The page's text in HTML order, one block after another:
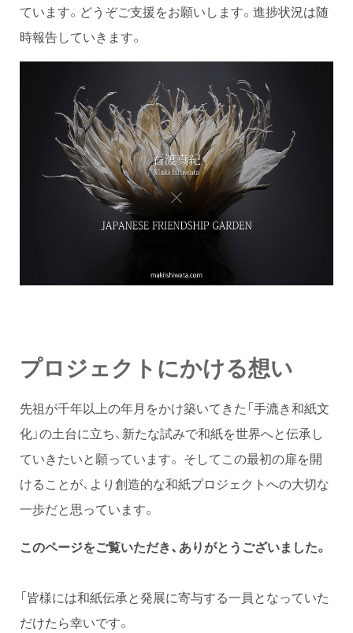
ています。どうぞご支援をお願いします。進捗状況は随
時報告していきます。
プロジェクトにかける想い
先祖が千年以上の年月をかけ築いてきた「手漉き和紙文
化」の土台に立ち、新たな試みで和紙を世界へと伝承し
ていきたいと願っています。 そしてこの最初の扉を開
けることが、より創造的な和紙プロジェクトへの大切な
一歩だと思っています。
このページをご覧いただき、ありがとうございました。
「皆様には和紙伝承と発展に寄与する一員となっていた
だけたら幸いです。